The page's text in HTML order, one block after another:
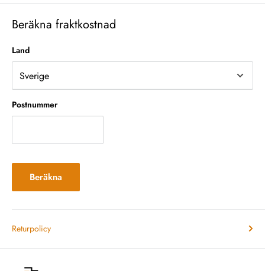
Beräkna fraktkostnad
Land
Postnummer
Beräkna
Returpolicy